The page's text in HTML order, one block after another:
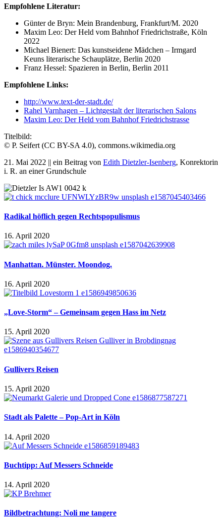
Empfohlene Literatur:
Günter de Bryn: Mein Brandenburg, Frankfurt/M. 2020
Maxim Leo: Der Held vom Bahnhof Friedrichstraße, Köln
2022
Michael Bienert: Das kunstseidene Mädchen – Irmgard
Keuns literarische Schauplätze, Berlin 2020
Franz Hessel: Spazieren in Berlin, Berlin 2011
Empfohlene Links:
http://www.text-der-stadt.de/
Rahel Varnhagen – Lichtgestalt der literarischen Salons
Maxim Leo: Der Held vom Bahnhof Friedrichstrasse
Titelbild:
© P. Seifert (CC BY-SA 4.0), commons.wikimedia.org
21. Mai 2022 || ein Beitrag von Edith Dietzler-Isenberg, Konrektorin
i. R. an einer Grundschule
Radikal höflich gegen Rechtspopulismus
16. April 2020
Manhattan. Münster. Moondog.
16. April 2020
„Love-Storm“ – Gemeinsam gegen Hass im Netz
15. April 2020
Gullivers Reisen
15. April 2020
Stadt als Palette – Pop-Art in Köln
14. April 2020
Buchtipp: Auf Messers Schneide
14. April 2020
Bildbetrachtung: Noli me tangere